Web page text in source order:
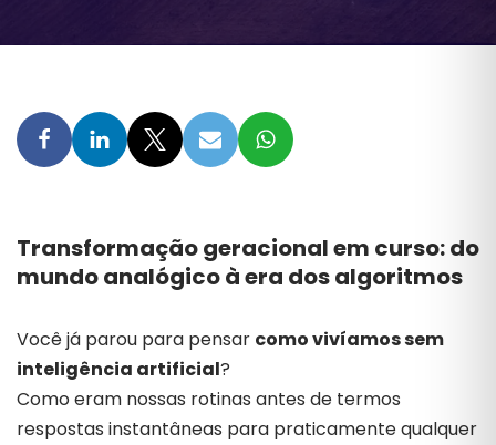
Transformaçãogeracionalem curso:do
mundoanalógicoàera dosalgoritmos
Vocêjá parou para pensar comovivíamossem
inteligência artificial?
Comoeram nossas rotinas antes de termos
respostas instantâneas para praticamentequalquer